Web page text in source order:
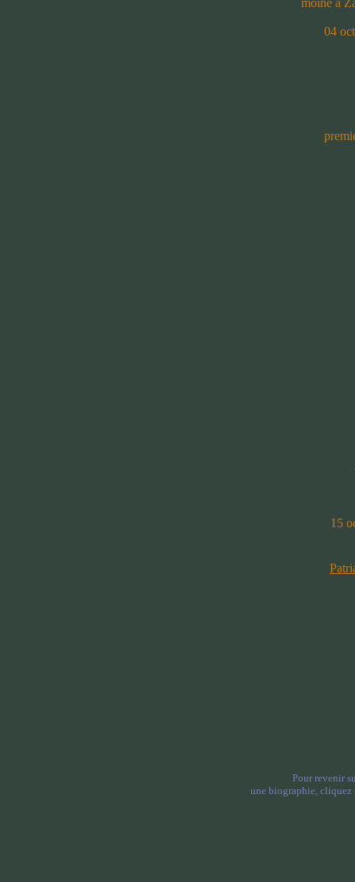
moine à
04
15
Pour revenir
une biographie, cliquez